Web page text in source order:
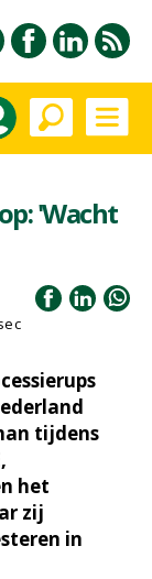
'Wacht
tijdens
het
zij
in